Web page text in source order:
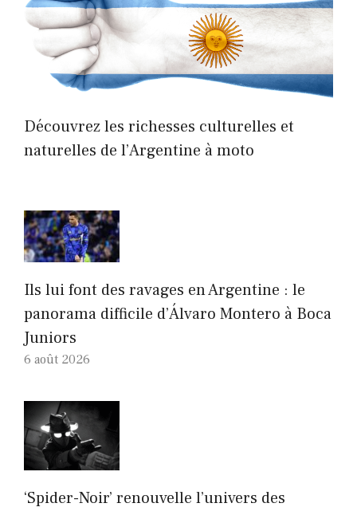
Découvrez les richesses culturelles et
naturelles de l’Argentine à moto
Ils lui font des ravages en Argentine : le
panorama difficile d’Álvaro Montero à Boca
Juniors
6 août 2026
‘Spider-Noir’ renouvelle l’univers des